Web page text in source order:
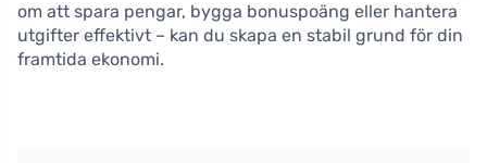
om att spara pengar, bygga bonuspoäng eller hantera
utgifter effektivt – kan du skapa en stabil grund för din
framtida ekonomi.